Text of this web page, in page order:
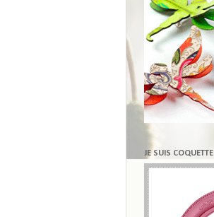
JE SUIS COQUETTE